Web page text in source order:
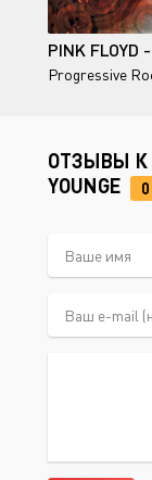
Progressive
ОТЗЫВЫ К
YOUNGE
0